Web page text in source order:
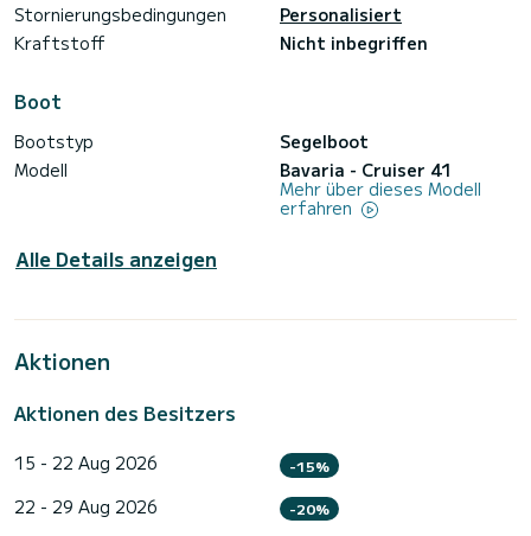
Stornierungsbedingungen
Personalisiert
Kraftstoff
Nicht inbegriffen
Boot
Bootstyp
Segelboot
Modell
Bavaria - Cruiser 41
Mehr über dieses Modell
erfahren
Alle Details anzeigen
Aktionen
Aktionen des Besitzers
15 - 22 Aug 2026 -15%
22 - 29 Aug 2026 -20%